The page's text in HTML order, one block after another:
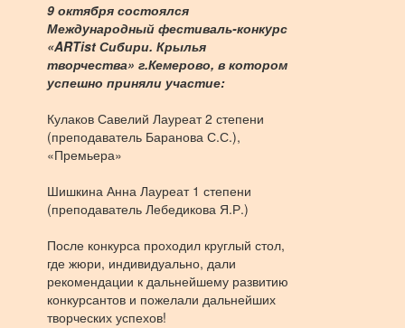
9 октября состоялся
Международный фестиваль-конкурс
«ARTist Сибири. Крылья
творчества» г.Кемерово, в котором
успешно приняли участие:
Кулаков Савелий Лауреат 2 степени
(преподаватель Баранова С.С.),
«Премьера»
Шишкина Анна Лауреат 1 степени
(преподаватель Лебедикова Я.Р.)
После конкурса проходил круглый стол,
где жюри, индивидуально, дали
рекомендации к дальнейшему развитию
конкурсантов и пожелали дальнейших
творческих успехов!